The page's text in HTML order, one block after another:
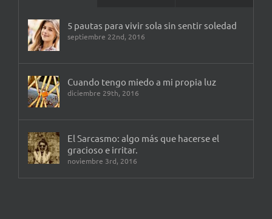
5 pautas para vivir sola sin sentir soledad
septiembre 22nd, 2016
Cuando tengo miedo a mi propia luz
diciembre 29th, 2016
El Sarcasmo: algo más que hacerse el
gracioso e irritar.
noviembre 3rd, 2016